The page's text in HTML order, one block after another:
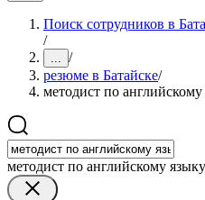
Поиск сотрудников в
/
... /
резюме в Батайске/
методист по
методист по английскому языку